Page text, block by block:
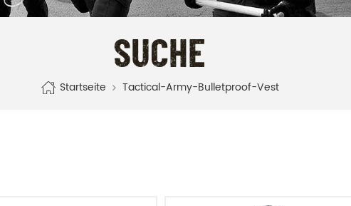
SUCHE
Startseite Tactical-Army-Bulletproof-Vest